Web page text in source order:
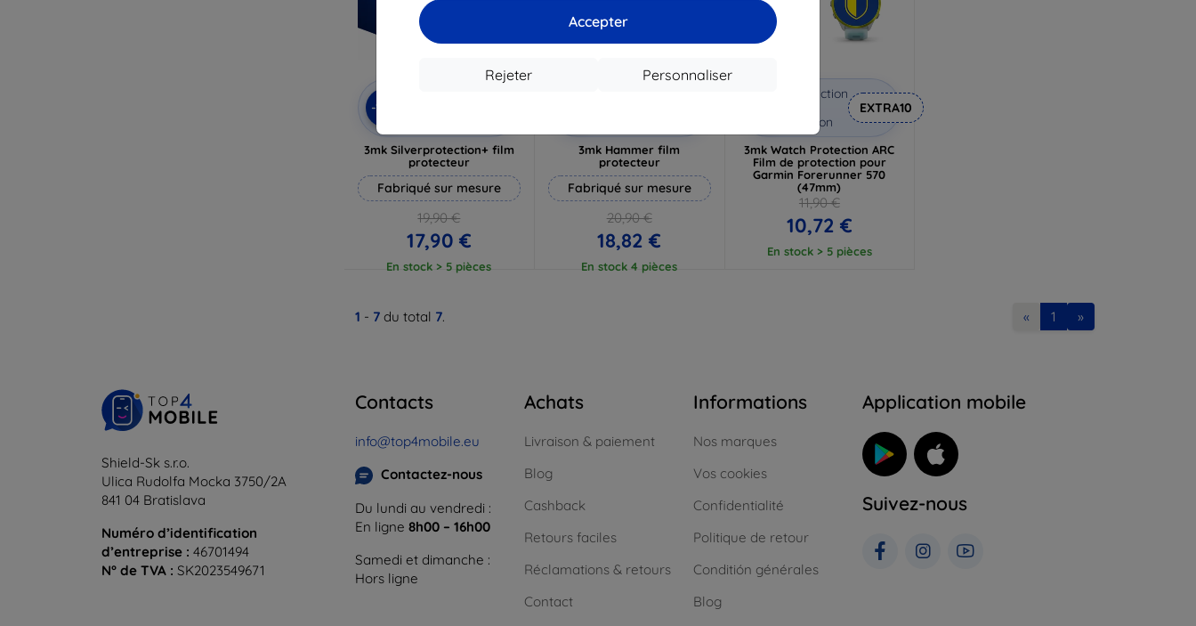
Accepter
Personnaliser
Rejeter
-10%
3mk Silverprotection+ film
protecteur
Fabriqué sur mesure
19,90 €
17,90 €
En stock > 5 pièces
3mk Hammer film
protecteur
Fabriqué sur mesure
20,90 €
18,82 €
En stock 4 pièces
Réduction
coupon
EXTRA10
3mk Watch Protection ARC
Film de protection pour
Garmin Forerunner 570
(47mm)
11,90 €
10,72 €
En stock > 5 pièces
1 - 7 du total 7. « 1 »
Shield-Sk s.r.o.
Ulica Rudolfa Mocka 3750/2A
841 04 Bratislava
Numéro d’identification
d’entreprise : 46701494
N° de TVA : SK2023549671
Contacts
info@top4mobile.eu
Contactez-nous
Du lundi au vendredi :
En ligne 8h00 – 16h00
Samedi et dimanche :
Hors ligne
Achats
Livraison & paiement
Blog
Cashback
Retours faciles
Réclamations & retours
Contact
Informations
Nos marques
Vos cookies
Confidentialité
Politique de retour
Conditión générales
Blog
Application mobile
Suivez-nous